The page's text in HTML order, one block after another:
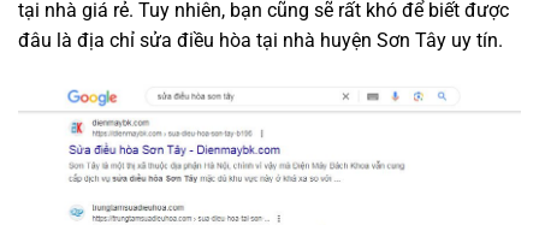
tại nhà giá rẻ. Tuy nhiên, bạn cũng sẽ rất khó để biết được
đâu là địa chỉ sửa điều hòa tại nhà huyện Sơn Tây uy tín.